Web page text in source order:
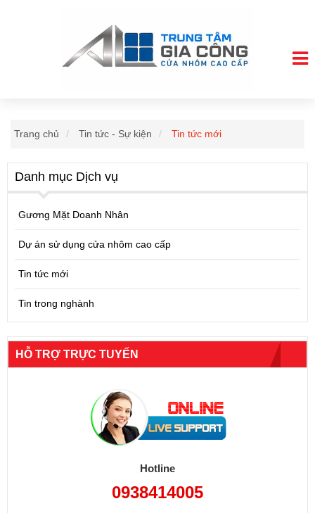
Trang chủ Tin tức - Sự kiện Tin tức mới
Danh mục Dịch vụ
Gương Mặt Doanh Nhân
Dự án sử dụng cửa nhôm cao cấp
Tin tức mới
Tin trong nghành
HỖ TRỢ TRỰC TUYẾN
Hotline
0938414005